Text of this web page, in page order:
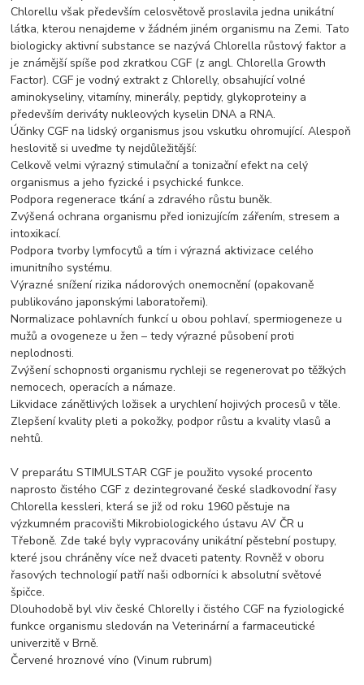
Chlorellu však především celosvětově proslavila jedna unikátní
látka, kterou nenajdeme v žádném jiném organismu na Zemi. Tato
biologicky aktivní substance se nazývá Chlorella růstový faktor a
je známější spíše pod zkratkou CGF (z angl. Chlorella Growth
Factor). CGF je vodný extrakt z Chlorelly, obsahující volné
aminokyseliny, vitamíny, minerály, peptidy, glykoproteiny a
především deriváty nukleových kyselin DNA a RNA.
Účinky CGF na lidský organismus jsou vskutku ohromující. Alespoň
heslovitě si uveďme ty nejdůležitější:
Celkově velmi výrazný stimulační a tonizační efekt na celý
organismus a jeho fyzické i psychické funkce.
Podpora regenerace tkání a zdravého růstu buněk.
Zvýšená ochrana organismu před ionizujícím zářením, stresem a
intoxikací.
Podpora tvorby lymfocytů a tím i výrazná aktivizace celého
imunitního systému.
Výrazné snížení rizika nádorových onemocnění (opakovaně
publikováno japonskými laboratořemi).
Normalizace pohlavních funkcí u obou pohlaví, spermiogeneze u
mužů a ovogeneze u žen – tedy výrazné působení proti
neplodnosti.
Zvýšení schopnosti organismu rychleji se regenerovat po těžkých
nemocech, operacích a námaze.
Likvidace zánětlivých ložisek a urychlení hojivých procesů v těle.
Zlepšení kvality pleti a pokožky, podpor růstu a kvality vlasů a
nehtů.
V preparátu STIMULSTAR CGF je použito vysoké procento
naprosto čistého CGF z dezintegrované české sladkovodní řasy
Chlorella kessleri, která se již od roku 1960 pěstuje na
výzkumném pracovišti Mikrobiologického ústavu AV ČR u
Třeboně. Zde také byly vypracovány unikátní pěstební postupy,
které jsou chráněny více než dvaceti patenty. Rovněž v oboru
řasových technologií patří naši odborníci k absolutní světové
špičce.
Dlouhodobě byl vliv české Chlorelly i čistého CGF na fyziologické
funkce organismu sledován na Veterinární a farmaceutické
univerzitě v Brně.
Červené hroznové víno (Vinum rubrum)